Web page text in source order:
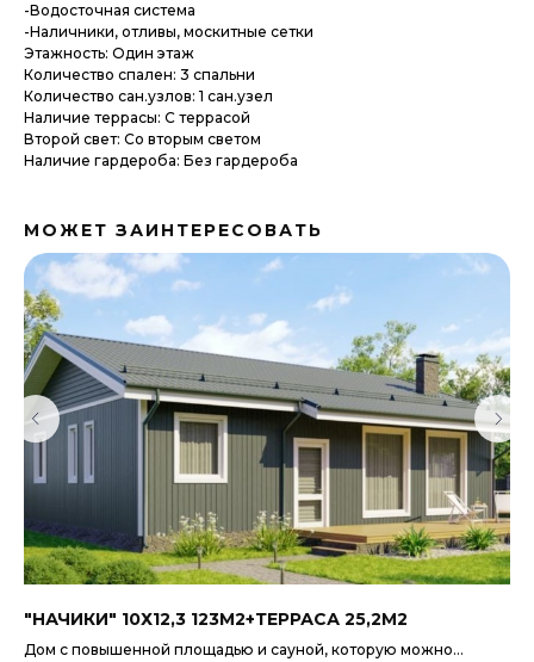
-Водосточная система
-Наличники, отливы, москитные сетки
Этажность: Один этаж
Количество спален: 3 спальни
Количество сан.узлов: 1 сан.узел
Наличие террасы: С террасой
Второй свет: Со вторым светом
Наличие гардероба: Без гардероба
МОЖЕТ ЗАИНТЕРЕСОВАТЬ
"НАЧИКИ" 10Х12,3 123М2+ТЕРРАСА 25,2М2
Дом с повышенной площадью и сауной, которую можно